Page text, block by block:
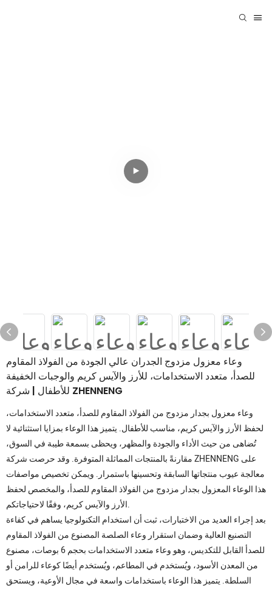
وعاء معزول مزدوج الجدران عالي الجودة من الفولاذ المقاوم
للصدأ، متعدد الاستخدامات، للأرز والآيس كريم والوجبات الخفيفة
للأطفال | شركة ZHENNENG
وعاء معزول بجدار مزدوج من الفولاذ المقاوم للصدأ، متعدد الاستخدامات،
لحفظ الأرز والآيس كريم، مناسب للأطفال. يتميز هذا الوعاء بمزايا استثنائية لا
تُضاهى من حيث الأداء والجودة والمظهر، ويحظى بسمعة طيبة في السوق،
مقارنةً بالمنتجات المماثلة المتوفرة. وقد حرصت شركة ZHENNENG على
معالجة عيوب منتجاتها السابقة وتحسينها باستمرار. ويمكن تخصيص مواصفات
هذا الوعاء المعزول بجدار مزدوج من الفولاذ المقاوم للصدأ، والمخصص لحفظ
الأرز والآيس كريم، وفقًا لاحتياجاتكم.
بعد إجراء العديد من الاختبارات، ثبت أن استخدام التكنولوجيا يساهم في كفاءة
التصنيع العالية وضمان استقرار وعاء الصلصة المصنوع من الفولاذ المقاوم
للصدأ القابل للتكديس، وهو وعاء متعدد الاستخدامات بحجم 6 بوصات، مصنوع
من المعدن الأسود، ويُستخدم في المطاعم، ويُستخدم أيضًا كوعاء للرامن أو
السلطة. يتميز هذا الوعاء باستخدامات واسعة في مجال الأوعية، ويستحق